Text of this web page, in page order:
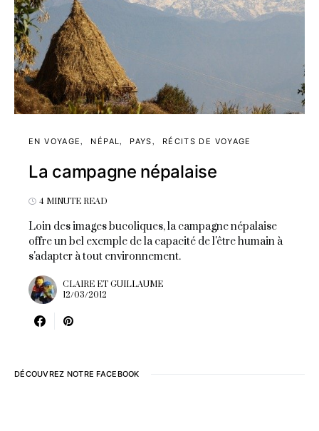
EN VOYAGE NÉPAL PAYS RÉCITS DE VOYAGE
La campagne népalaise
4 MINUTE READ
Loin des images bucoliques, la campagne népalaise
offre un bel exemple de la capacité de l'être humain à
s'adapter à tout environnement.
CLAIRE ET GUILLAUME
12/03/2012
DÉCOUVREZ NOTRE FACEBOOK